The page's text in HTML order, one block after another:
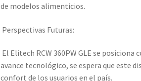
de modelos alimenticios.
Perspectivas Futuras:
El Elitech RCW 360PW GLE se
avance tecnológico, se espera que este
confort de los usuarios en el país.